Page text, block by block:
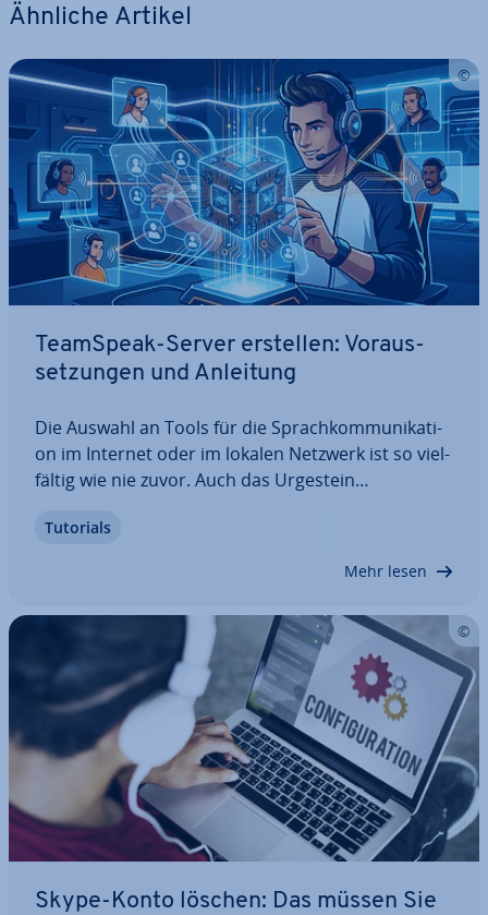
Ähnliche Artikel
TeamSpeak-Server erstellen: Vor­aus­
set­zun­gen und Anleitung
Die Auswahl an Tools für die Sprach­kom­mu­ni­ka­ti­
on im Internet oder im lokalen Netzwerk ist so viel­
fäl­tig wie nie zuvor. Auch das Urgestein
Sound­qua­li­tät und hohen Si­cher­heits­stan­dards
Tutorials
Mehr lesen
Skype-Konto löschen: Das müssen Sie